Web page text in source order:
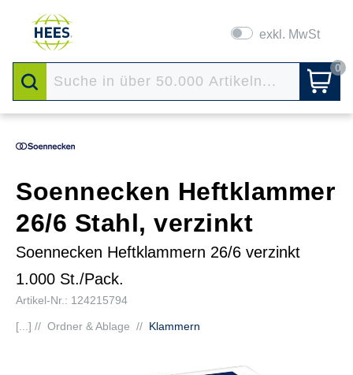
exkl. MwSt
0
Soennecken Heftklammer
26/6 Stahl, verzinkt
Soennecken Heftklammern 26/6 verzinkt
1.000 St./Pack.
Artikel-Nr.: 124215794
[...] // Ordner & Ablage // Klammern